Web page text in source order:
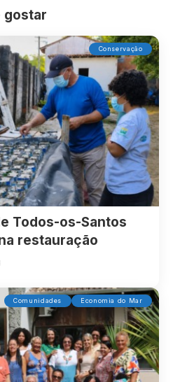
gostar
Conservação
Todos-os-Santos
restauração
Comunidades Economia do Mar